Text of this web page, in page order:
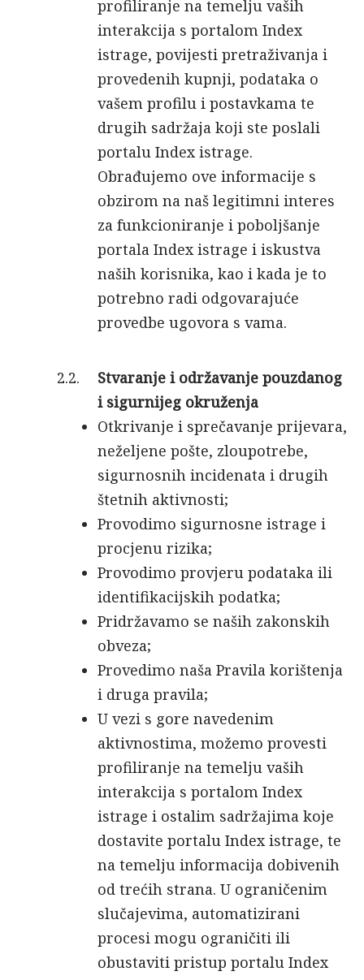
profiliranje na temelju vaših
interakcija s portalom Index
istrage, povijesti pretraživanja i
provedenih kupnji, podataka o
vašem profilu i postavkama te
drugih sadržaja koji ste poslali
portalu Index istrage.
Obrađujemo ove informacije s
obzirom na naš legitimni interes
za funkcioniranje i poboljšanje
portala Index istrage i iskustva
naših korisnika, kao i kada je to
potrebno radi odgovarajuće
provedbe ugovora s vama.
Stvaranje i održavanje pouzdanog
i sigurnijeg okruženja
Otkrivanje i sprečavanje prijevara,
neželjene pošte, zloupotrebe,
sigurnosnih incidenata i drugih
štetnih aktivnosti;
Provodimo sigurnosne istrage i
procjenu rizika;
Provodimo provjeru podataka ili
identifikacijskih podatka;
Pridržavamo se naših zakonskih
obveza;
Provedimo naša Pravila korištenja
i druga pravila;
U vezi s gore navedenim
aktivnostima, možemo provesti
profiliranje na temelju vaših
interakcija s portalom Index
istrage i ostalim sadržajima koje
dostavite portalu Index istrage, te
na temelju informacija dobivenih
od trećih strana. U ograničenim
slučajevima, automatizirani
procesi mogu ograničiti ili
obustaviti pristup portalu Index